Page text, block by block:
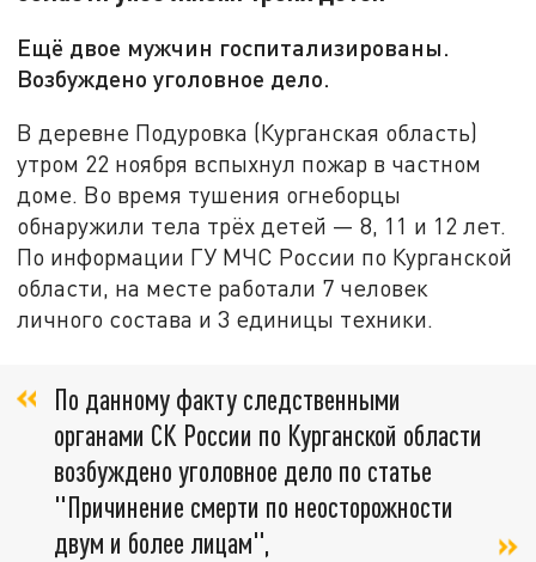
Ещё двое мужчин госпитализированы.
Возбуждено уголовное дело.
В деревне Подуровка (Курганская область)
утром 22 ноября вспыхнул пожар в частном
доме. Во время тушения огнеборцы
обнаружили тела трёх детей — 8, 11 и 12 лет.
По информации ГУ МЧС России по Курганской
области, на месте работали 7 человек
личного состава и 3 единицы техники.
По данному факту следственными
органами СК России по Курганской области
возбуждено уголовное дело по статье
"Причинение смерти по неосторожности
двум и более лицам",